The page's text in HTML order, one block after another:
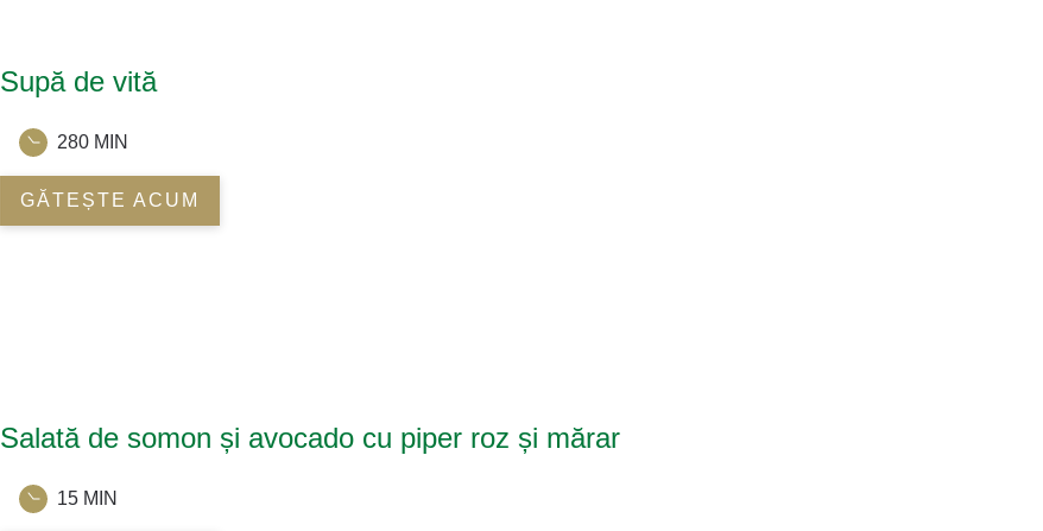
Supă de vită
280 MIN
GĂTEȘTE ACUM
Salată de somon și avocado cu piper roz și mărar
15 MIN